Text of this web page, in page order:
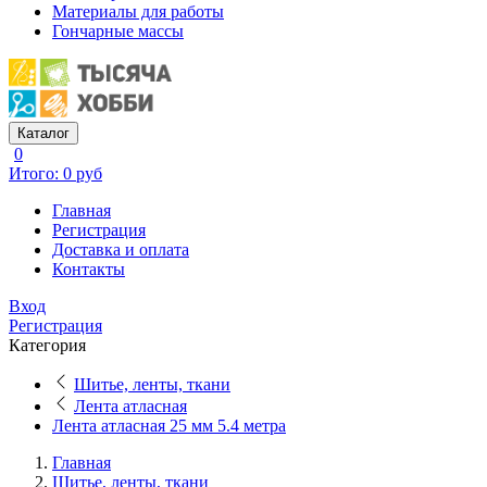
Материалы для работы
Гончарные массы
Каталог
0
Итого: 0 руб
Главная
Регистрация
Доставка и оплата
Контакты
Вход
Регистрация
Категория
Шитье, ленты, ткани
Лента атласная
Лента атласная 25 мм 5.4 метра
Главная
Шитье, ленты, ткани